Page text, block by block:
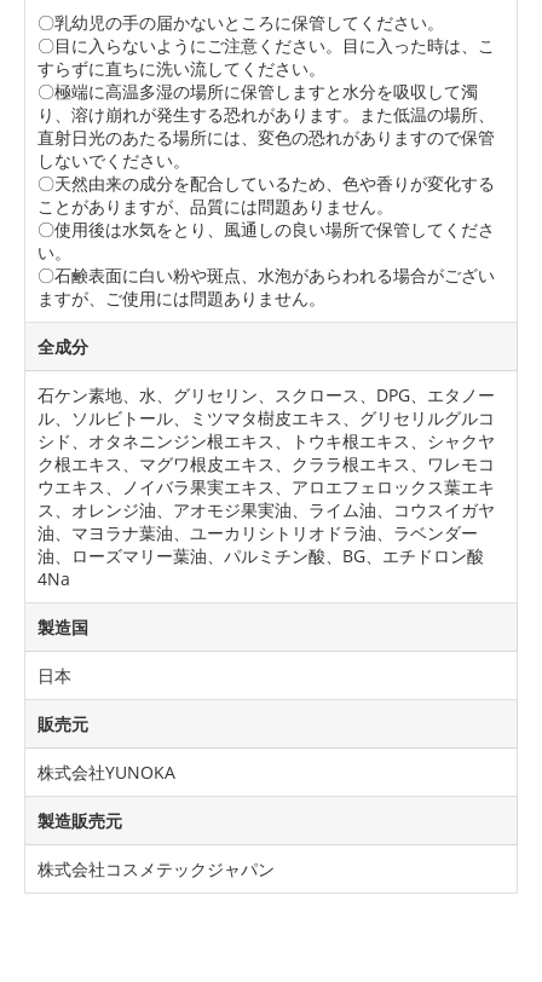
〇乳幼児の手の届かないところに保管してください。
〇目に入らないようにご注意ください。目に入った時は、こ
すらずに直ちに洗い流してください。
〇極端に高温多湿の場所に保管しますと水分を吸収して濁
り、溶け崩れが発生する恐れがあります。また低温の場所、
直射日光のあたる場所には、変色の恐れがありますので保管
しないでください。
〇天然由来の成分を配合しているため、色や香りが変化する
ことがありますが、品質には問題ありません。
〇使用後は水気をとり、風通しの良い場所で保管してくださ
い。
〇石鹸表面に白い粉や斑点、水泡があらわれる場合がござい
ますが、ご使用には問題ありません。
全成分
石ケン素地、水、グリセリン、スクロース、DPG、エタノー
ル、ソルビトール、ミツマタ樹皮エキス、グリセリルグルコ
シド、オタネニンジン根エキス、トウキ根エキス、シャクヤ
ク根エキス、マグワ根皮エキス、クララ根エキス、ワレモコ
ウエキス、ノイバラ果実エキス、アロエフェロックス葉エキ
ス、オレンジ油、アオモジ果実油、ライム油、コウスイガヤ
油、マヨラナ葉油、ユーカリシトリオドラ油、ラベンダー
油、ローズマリー葉油、パルミチン酸、BG、エチドロン酸
4Na
製造国
日本
販売元
株式会社YUNOKA
製造販売元
株式会社コスメテックジャパン